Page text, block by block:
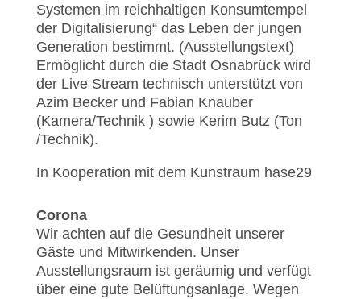
Systemen im reichhaltigen Konsumtempel
der Digitalisierung“ das Leben der jungen
Generation bestimmt. (Ausstellungstext)
Ermöglicht durch die Stadt Osnabrück wird
der Live Stream technisch unterstützt von
Azim Becker und Fabian Knauber
(Kamera/Technik ) sowie Kerim Butz (Ton
/Technik).
In Kooperation mit dem Kunstraum hase29
Corona
Wir achten auf die Gesundheit unserer
Gäste und Mitwirkenden. Unser
Ausstellungsraum ist geräumig und verfügt
über eine gute Belüftungsanlage. Wegen